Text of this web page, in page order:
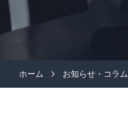
ホーム お知らせ・コラム